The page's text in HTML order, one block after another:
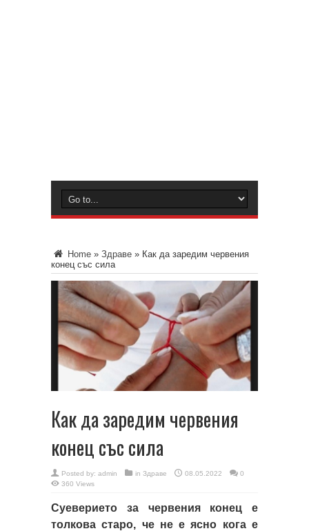
Home » Здраве » Как да заредим червения
конец със сила
Как да заредим червения
конец със сила
Posted by: admin in Здраве 08.05.2022
0
360 Views
Суеверието за червения конец е
толкова старо, че не е ясно кога е